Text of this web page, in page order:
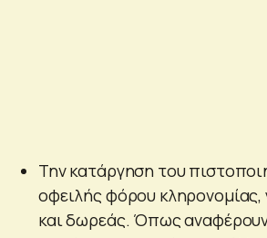
Την κατάργηση του
οφειλής φόρου
και δωρεάς. Όπως